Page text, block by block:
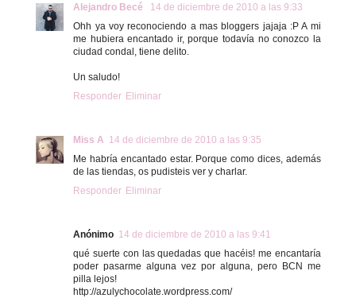
Alejandro Becé
14 de diciembre de 2010 a las 9:33
Ohh ya voy reconociendo a mas bloggers jajaja :P A mi
me hubiera encantado ir, porque todavía no conozco la
ciudad condal, tiene delito.
Un saludo!
Responder Eliminar
Miss A 14 de diciembre de 2010 a las 9:35
Me habría encantado estar. Porque como dices, además
de las tiendas, os pudisteis ver y charlar.
Responder Eliminar
Anónimo 14 de diciembre de 2010 a las 9:41
qué suerte con las quedadas que hacéis! me encantaría
poder pasarme alguna vez por alguna, pero BCN me
pilla lejos!
http://azulychocolate.wordpress.com/